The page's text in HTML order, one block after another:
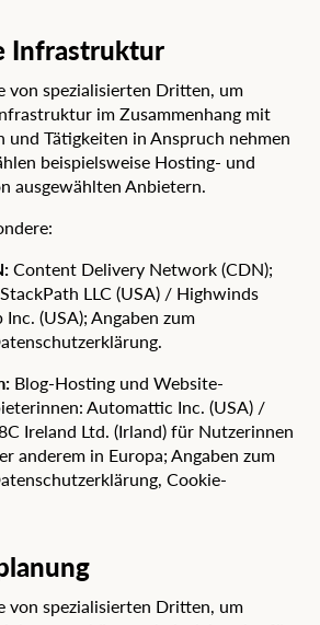
Infrastruktur
von spezialisierten Dritten, um
im Zusammenhang mit
und Tätigkeiten in Anspruch nehmen
beispielsweise Hosting- und
ausgewählten Anbietern.
Content Delivery Network (CDN);
LLC (USA) / Highwinds
(USA); Angaben zum
.
Blog-Hosting und Website-
Automattic Inc. (USA) /
Ireland Ltd. (Irland) für Nutzerinnen
anderem in Europa; Angaben zum
, Cookie-
von spezialisierten Dritten, um